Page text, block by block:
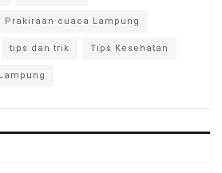
Prakiraan cuaca Lampung
tips dan trik Tips Kesehatan